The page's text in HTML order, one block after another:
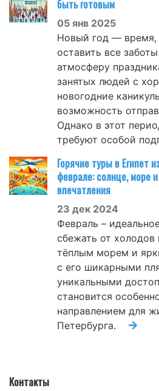
быть готовым
05 янв 2025
Новый год — время,
оставить все
атмосферу
занятых людей с
новогодние
возможность
Однако в этот
требуют особой
Горячие туры в Египет
феврале: солнце, море
впечатления
23 дек 2024
Февраль –
сбежать от холодов
тёплым морем и
с его шикарными
уникальными
становится
направлением для
Петербурга.
Контакты